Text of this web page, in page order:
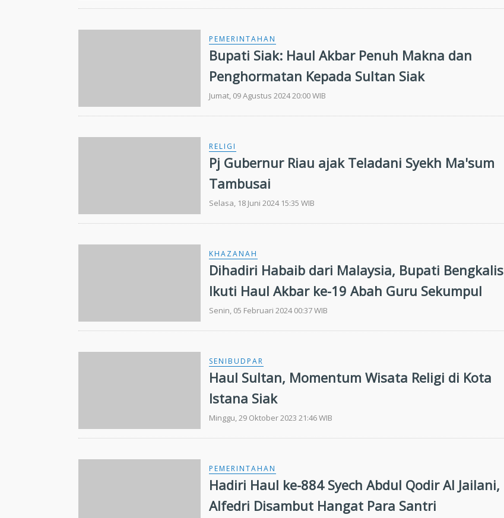
PEMERINTAHAN
Bupati Siak: Haul Akbar Penuh Makna dan
Penghormatan Kepada Sultan Siak
Jumat, 09 Agustus 2024 20:00 WIB
RELIGI
Pj Gubernur Riau ajak Teladani Syekh Ma'sum
Tambusai
Selasa, 18 Juni 2024 15:35 WIB
KHAZANAH
Dihadiri Habaib dari Malaysia, Bupati Bengkalis
Ikuti Haul Akbar ke-19 Abah Guru Sekumpul
Senin, 05 Februari 2024 00:37 WIB
SENIBUDPAR
Haul Sultan, Momentum Wisata Religi di Kota
Istana Siak
Minggu, 29 Oktober 2023 21:46 WIB
PEMERINTAHAN
Hadiri Haul ke-884 Syech Abdul Qodir Al Jailani,
Alfedri Disambut Hangat Para Santri